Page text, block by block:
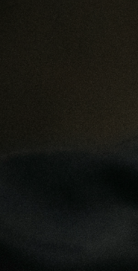
huilé brossé
dès la 1ère